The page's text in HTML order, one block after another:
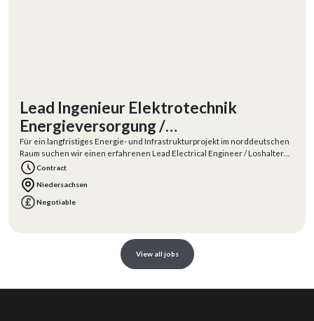
Lead Ingenieur Elektrotechnik
Energieversorgung /
Kabelinfrastruktur (m/w/d)
Für ein langfristiges Energie- und Infrastrukturprojekt im norddeutschen
Raum suchen wir einen erfahrenen Lead Electrical Engineer / Loshalter
EnergieContract
Niedersachsen
Negotiable
View all jobs